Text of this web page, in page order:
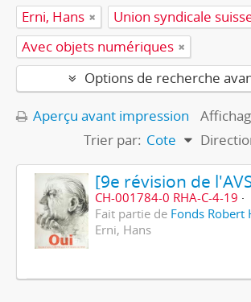
Erni, Hans
Union syndicale
Avec objets numériques
Options de recherche
Aperçu avant impression
Trier par: Cote
[9e révision de
CH-001784-0 RHA-C-4-19
Fait partie de Fonds Robert
Erni, Hans